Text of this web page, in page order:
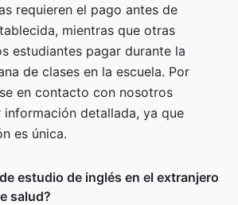
requieren el pago antes de
mientras que otras
estudiantes pagar durante la
de clases en la escuela. Por
en contacto con nosotros
información detallada, ya que
es única.
estudio de inglés en el extranjero
salud?